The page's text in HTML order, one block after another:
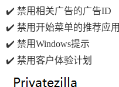
✔️ 禁用相关广告的广告ID
✔️ 禁用开始菜单的推荐应用
✔️ 禁用Windows提示
✔️ 禁用客户体验计划